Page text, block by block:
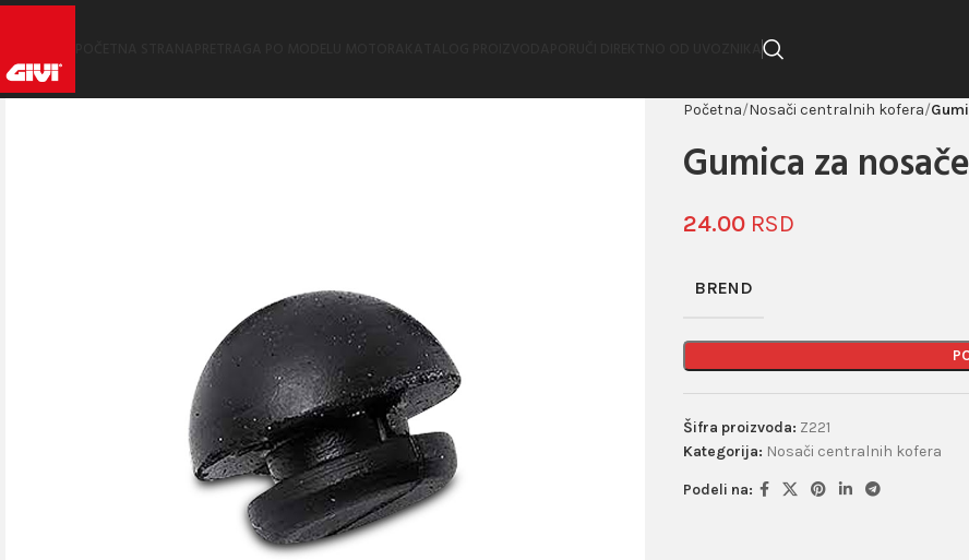
Početna Nosači centralnih kofera
Gumica za
24.00
BREND
Šifra proizvoda: Z221
Kategorija: Nosači centralnih kofera
Podeli na: